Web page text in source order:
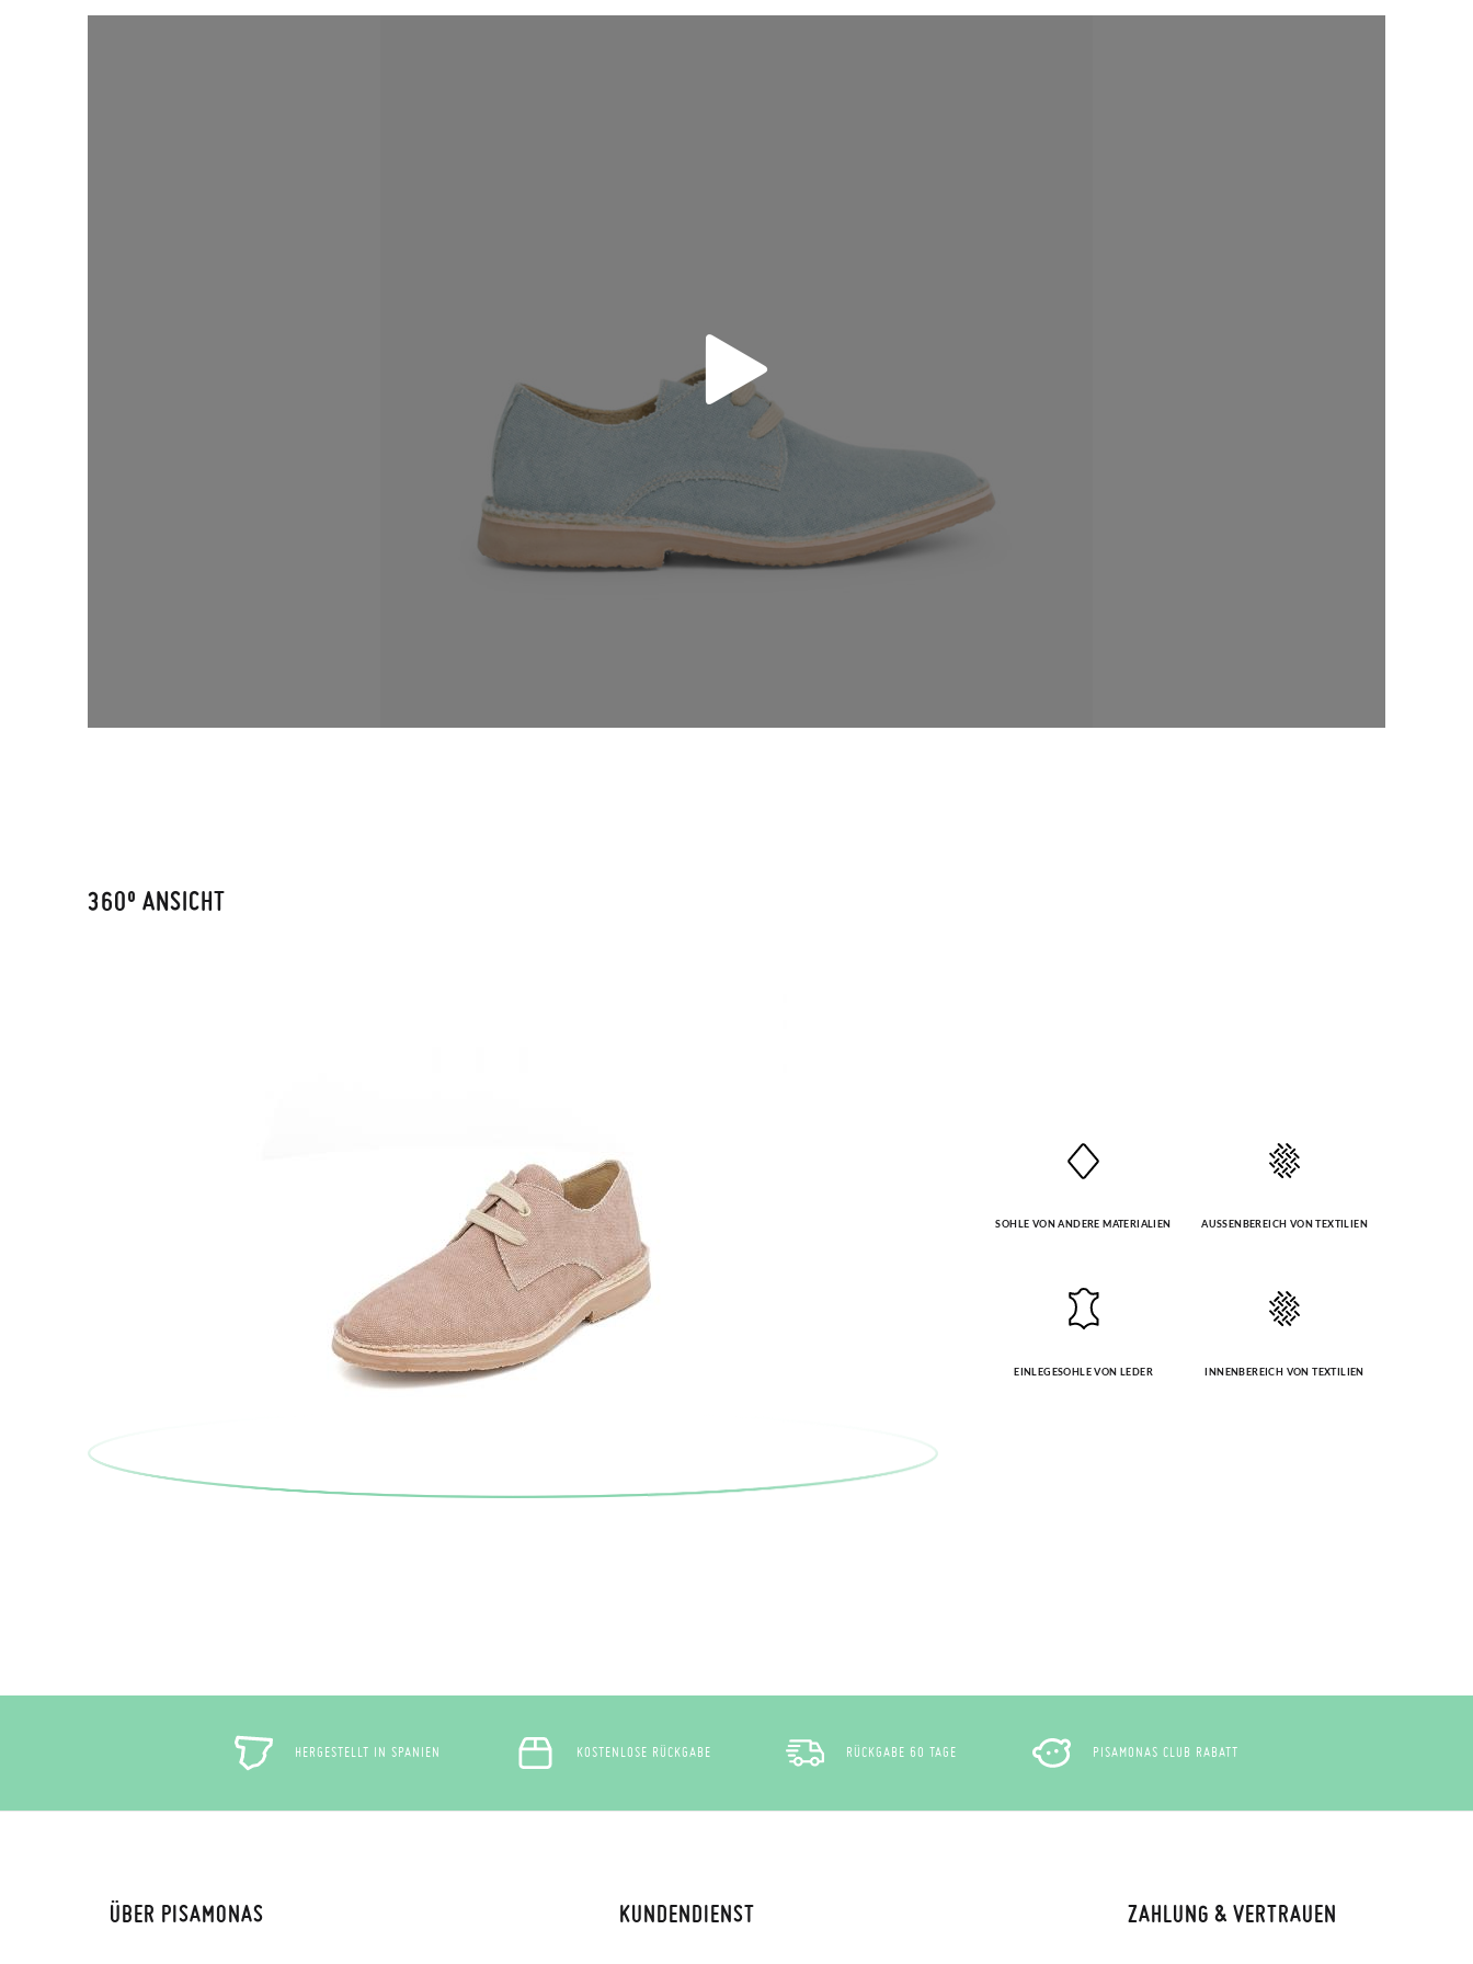
360º ANSICHT
SOHLE VON ANDERE MATERIALIEN AUSSENBEREICH VON TEXTILIEN
EINLEGESOHLE VON LEDER INNENBEREICH VON TEXTILIEN
HERGESTELLT IN SPANIEN KOSTENLOSE RÜCKGABE RÜCKGABE 60 TAGE PISAMONAS CLUB RABATT
ÜBER PISAMONAS KUNDENDIENST ZAHLUNG & VERTRAUEN